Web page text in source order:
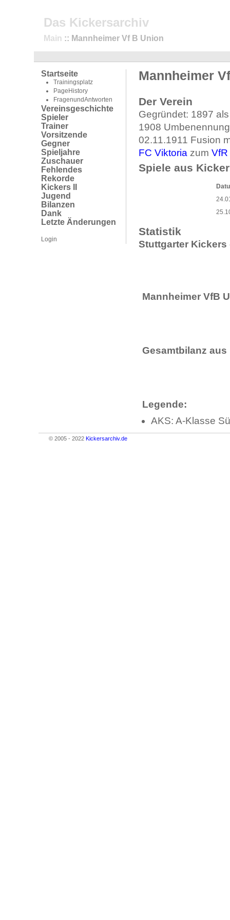
Das Kickersarchiv
Main :: Mannheimer Vf B Union
Startseite
Trainingsplatz
PageHistory
FragenundAntworten
Vereinsgeschichte
Spieler
Trainer
Vorsitzende
Gegner
Spieljahre
Zuschauer
Fehlendes
Rekorde
Kickers II
Jugend
Bilanzen
Dank
Letzte Änderungen
Login
Mannheimer
Der Verein
Gegründet: 1897
1908
02.11.1911 Fusion
FC Viktoria zum
Spiele aus
Statistik
Stuttgarter Kickers
Mannheimer VfB
Gesamtbilanz
Legende:
AKS: A-Klasse
© 2005 - 2022 Kickersarchiv.de